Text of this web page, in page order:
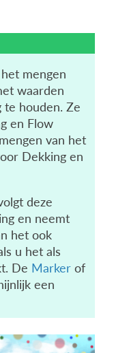
mengen
waarden
te houden. Ze
en Flow
van het
Dekking en
deze
en neemt
het ook
u het als
De Marker of
een